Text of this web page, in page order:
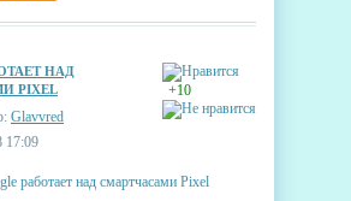
+10
НАД
PIXEL
Glavvred
17:09